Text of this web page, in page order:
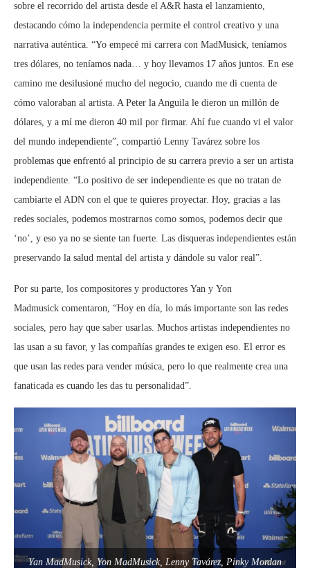
sobre el recorrido del artista desde el A&R hasta el lanzamiento,
destacando cómo la independencia permite el control creativo y una
narrativa auténtica. “Yo empecé mi carrera con MadMusick, teníamos
tres dólares, no teníamos nada… y hoy llevamos 17 años juntos. En ese
camino me desilusioné mucho del negocio, cuando me di cuenta de
cómo valoraban al artista. A Peter la Anguila le dieron un millón de
dólares, y a mí me dieron 40 mil por firmar. Ahí fue cuando vi el valor
del mundo independiente”, compartió Lenny Tavárez sobre los
problemas que enfrentó al principio de su carrera previo a ser un artista
independiente. “Lo positivo de ser independiente es que no tratan de
cambiarte el ADN con el que te quieres proyectar. Hoy, gracias a las
redes sociales, podemos mostrarnos como somos, podemos decir que
‘no’, y eso ya no se siente tan fuerte. Las disqueras independientes están
preservando la salud mental del artista y dándole su valor real”.
Por su parte, los compositores y productores Yan y Yon
Madmusick comentaron, “Hoy en día, lo más importante son las redes
sociales, pero hay que saber usarlas. Muchos artistas independientes no
las usan a su favor, y las compañías grandes te exigen eso. El error es
que usan las redes para vender música, pero lo que realmente crea una
fanaticada es cuando les das tu personalidad”.
Yan MadMusick, Yon MadMusick, Lenny Tavárez, Pinky Mordan